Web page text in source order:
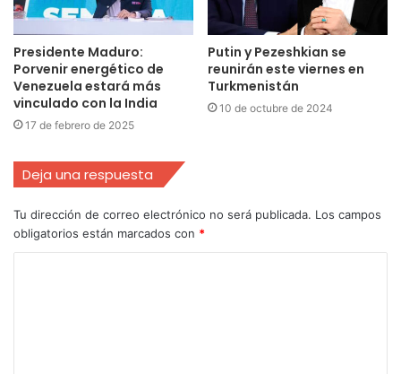
Presidente Maduro:
Porvenir energético de
Venezuela estará más
vinculado con la India
17 de febrero de 2025
Putin y Pezeshkian se
reunirán este viernes en
Turkmenistán
10 de octubre de 2024
Deja una respuesta
Tu dirección de correo electrónico no será publicada. Los campos
obligatorios están marcados con *